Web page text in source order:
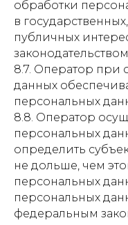
обработки
в
публичных
8.7. Оператор при
данных
персональных
8.8. Оператор
персональных
определить
не дольше, чем
персональных
персональных
федеральным